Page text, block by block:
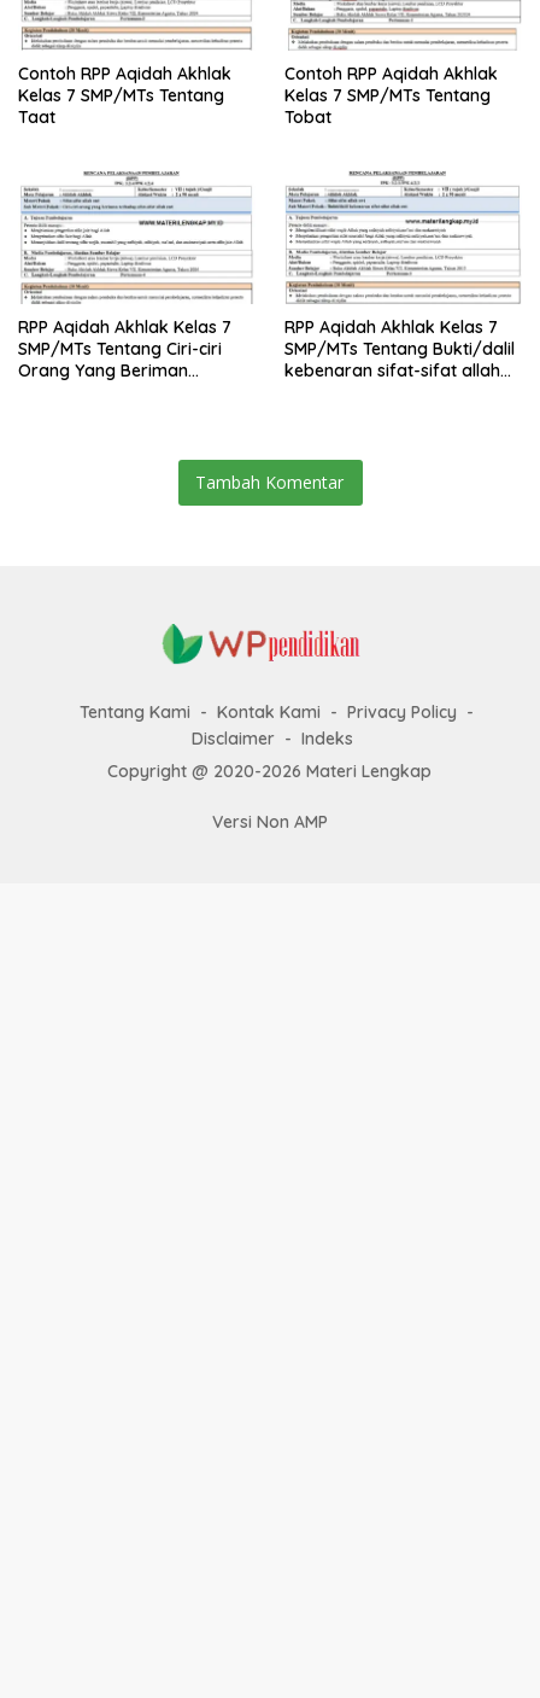
Contoh RPP Aqidah Akhlak
Kelas 7 SMP/MTs Tentang
Taat
Contoh RPP Aqidah Akhlak
Kelas 7 SMP/MTs Tentang
Tobat
RPP Aqidah Akhlak Kelas 7
SMP/MTs Tentang Ciri-ciri
Orang Yang Beriman
RPP Aqidah Akhlak Kelas 7
SMP/MTs Tentang Bukti/dalil
kebenaran sifat-sifat allah
Tambah Komentar
Tentang Kami Kontak Kami
Privacy Policy
Disclaimer
Indeks
Copyright @ 2020-2026 Materi Lengkap
Versi Non AMP